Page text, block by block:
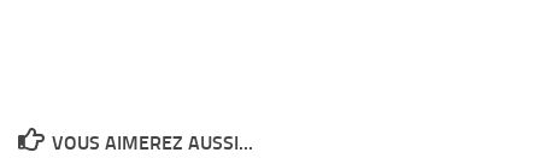
VOUS AIMEREZ AUSSI...